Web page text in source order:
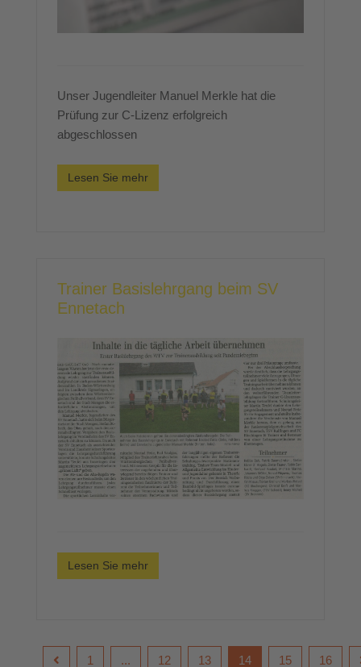
Unser Jugendleiter Manuel Merkle hat die
Prüfung zur C-Lizenz erfolgreich
abgeschlossen
Lesen Sie mehr
Trainer Basislehrgang beim SV
Ennetach
Lesen Sie mehr
1 ... 12 13 14 15 16